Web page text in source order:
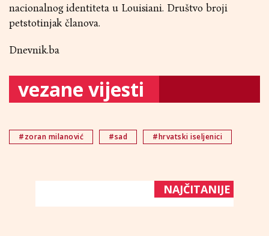
nacionalnog identiteta u Louisiani. Društvo broji
petstotinjak članova.
Dnevnik.ba
vezane vijesti
#zoran milanović #sad #hrvatski iseljenici
NAJČITANIJE